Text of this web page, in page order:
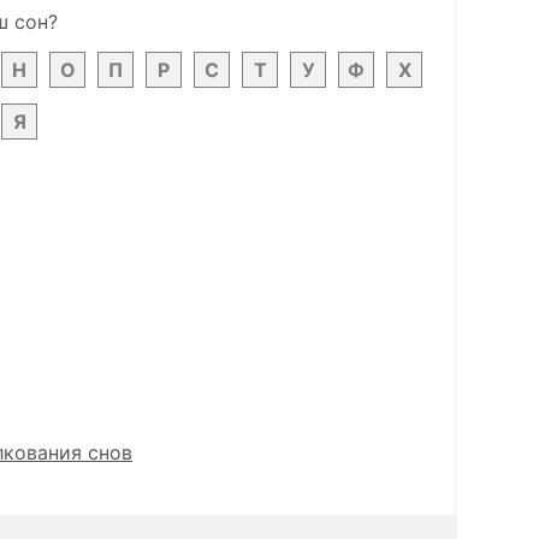
сон?
Н О П Р С Т У Ф Х
Я
снов